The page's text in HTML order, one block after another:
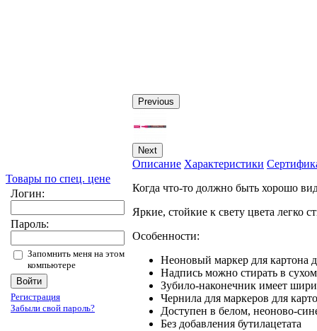
Товары по спец. цене
Логин:
Пароль:
Запомнить меня на этом
компьютере
Регистрация
Забыли свой пароль?
Previous
Next
Описание Характеристики
Когда что-то должно быть хорошо
Яркие, стойкие к свету цвета легко
Особенности:
Неоновый маркер для картона
Надпись можно стирать в
Зубило-наконечник имеет
Чернила для маркеров для
Доступен в белом, неоново-
Без добавления бутилацетата